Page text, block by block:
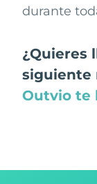
durante
¿Quieres
siguiente
Outvio te